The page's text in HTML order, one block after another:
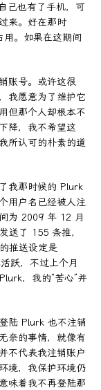
己也有了手机，可
来。好在那时
。如果在这期间
账号。或许这很
我愿意为了维护它
但那个人却根本不
降，我不希望这
所认可的朴素的道
我那时候的 Plurk
用户名已经被人注
为 2009 年 12 月
送了 155 条推，
推送设定是
跃，不过上个月
，我的“苦心”并
陆 Plurk 也不注销
奈的事情，就像有
不代表我注销账户
境，我保护环境仍
味着我不再登陆那